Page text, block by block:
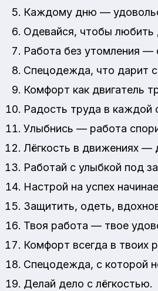
Каждому дню —
Одевайся, чтобы любить
Работа без утомления —
Спецодежда, что дарит
Комфорт как двигатель
Радость труда в каждой
Улыбнись — работа
Лёгкость в движениях —
Работай с улыбкой под
Настрой на успех
Защитить, одеть,
Твоя работа — твое
Комфорт всегда в твоих
Спецодежда, с которой
Делай дело с лёгкостью.